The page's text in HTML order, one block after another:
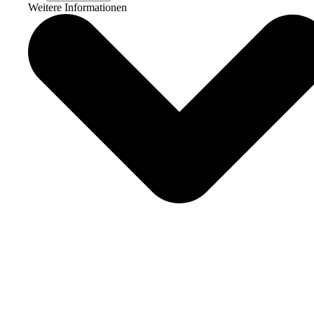
Weitere Informationen